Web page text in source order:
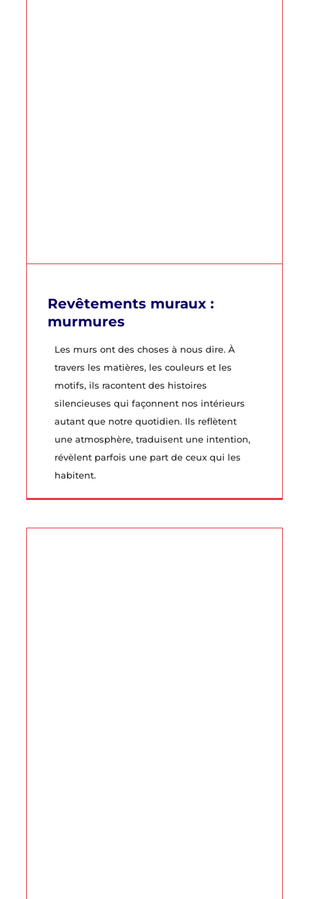
Revêtements muraux :
murmures
Les murs ont des choses à nous dire. À
travers les matières, les couleurs et les
motifs, ils racontent des histoires
silencieuses qui façonnent nos intérieurs
autant que notre quotidien. Ils reflètent
une atmosphère, traduisent une intention,
révèlent parfois une part de ceux qui les
habitent.